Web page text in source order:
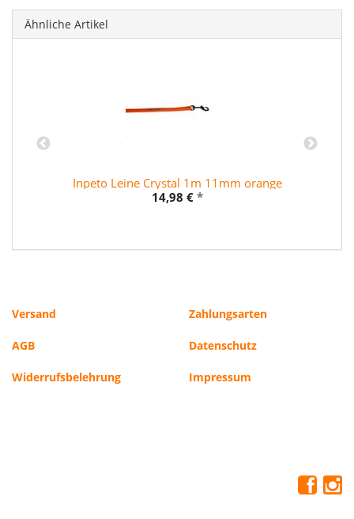
Ähnliche Artikel
Inpeto Leine Crystal 1m 11mm orange
14,98 € *
Versand Zahlungsarten
AGB Datenschutz
Widerrufsbelehrung Impressum